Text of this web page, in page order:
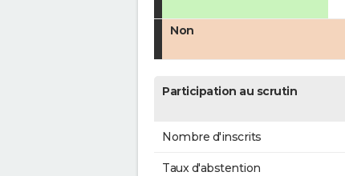
Non
Participation au scrutin
Nombre d'inscrits
Taux d'abstention